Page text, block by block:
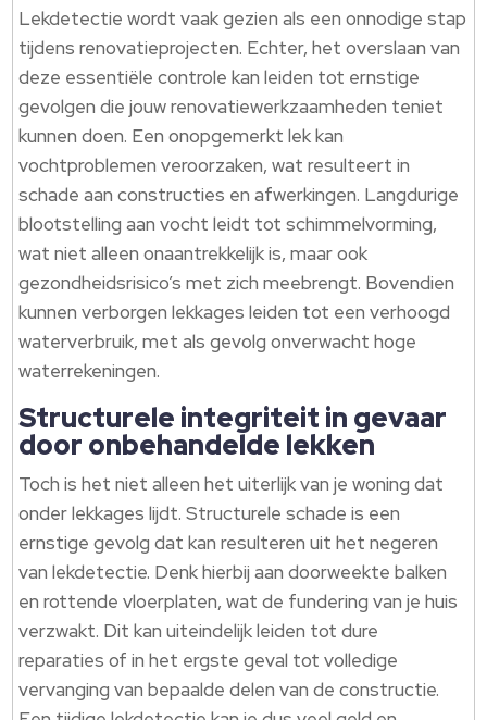
Lekdetectie wordt vaak gezien als een onnodige stap
tijdens renovatieprojecten. Echter, het overslaan van
deze essentiële controle kan leiden tot ernstige
gevolgen die jouw renovatiewerkzaamheden teniet
kunnen doen. Een onopgemerkt lek kan
vochtproblemen veroorzaken, wat resulteert in
schade aan constructies en afwerkingen. Langdurige
blootstelling aan vocht leidt tot schimmelvorming,
wat niet alleen onaantrekkelijk is, maar ook
gezondheidsrisico’s met zich meebrengt. Bovendien
kunnen verborgen lekkages leiden tot een verhoogd
waterverbruik, met als gevolg onverwacht hoge
waterrekeningen.
Structurele integriteit in gevaar
door onbehandelde lekken
Toch is het niet alleen het uiterlijk van je woning dat
onder lekkages lijdt. Structurele schade is een
ernstige gevolg dat kan resulteren uit het negeren
van lekdetectie. Denk hierbij aan doorweekte balken
en rottende vloerplaten, wat de fundering van je huis
verzwakt. Dit kan uiteindelijk leiden tot dure
reparaties of in het ergste geval tot volledige
vervanging van bepaalde delen van de constructie.